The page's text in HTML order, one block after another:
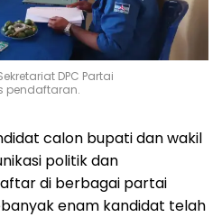
DPC Partai
pendaftaran.
calon bupati dan wakil
politik dan
di berbagai partai
enam kandidat telah